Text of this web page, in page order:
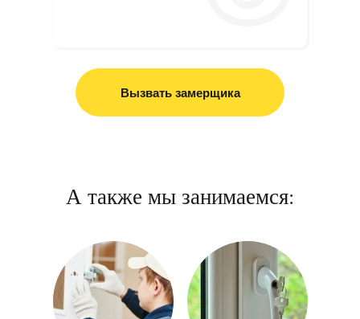
Вызвать замерщика
А также мы занимаемся: